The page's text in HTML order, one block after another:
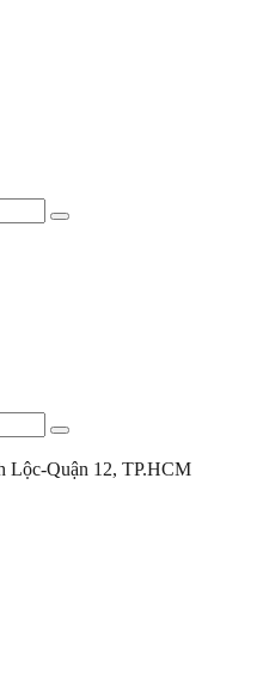
Lộc-Quận 12, TP.HCM